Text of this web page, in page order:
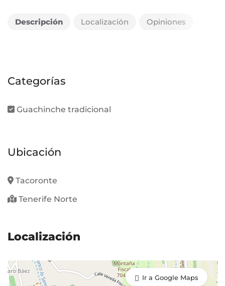
Descripción Localización Opiniones
Categorías
Guachinche tradicional
Ubicación
Tacoronte
Tenerife Norte
Localización
Ir a Google Maps